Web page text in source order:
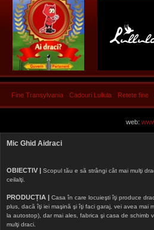
Fine Transylvania Cadouri Lullula Retete fine
web:
Mic Ghid Aidraci
OBIECTIV | Scopul tău e să strângi cât mai mulţi
ceilalţi.
PRODUCȚIA | Casa în care locuieşti îţi produce
plus, dacă îţi iei maşină şi îţi faci garaj, vei avea mai
la autostop), dar mai ales, fabrica şi casa de schimb
mulţi draci.